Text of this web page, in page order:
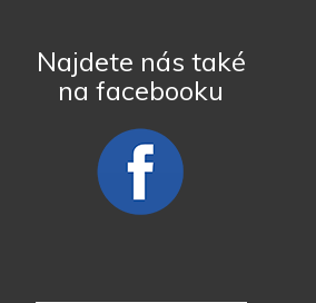
Najdete nás také
na facebooku